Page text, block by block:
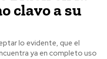
clavo a su
lo evidente, que el
ya en completo uso